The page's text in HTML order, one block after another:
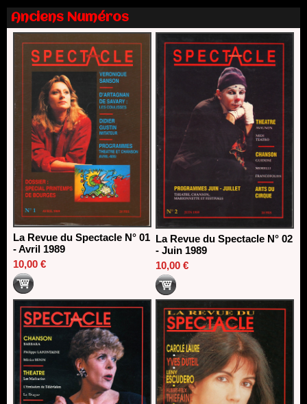
Nomination de Nathalie Garraud et Olivier Saccomano à la
direction du Théâtre de Gennevilliers - CDN
13/06/2026
Dispositif SACD Auteurs d'espaces : les lauréats 2026
18/03/2026
Anciens Numéros
La Revue du Spectacle N° 01
- Avril 1989
10,00 €
La Revue du Spectacle N° 02
- Juin 1989
10,00 €